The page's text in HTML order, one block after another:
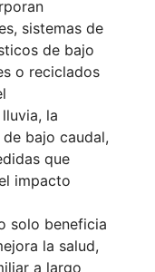
sistemas de
de bajo
o reciclados
la
bajo caudal,
que
impacto
solo beneficia
la salud,
a largo